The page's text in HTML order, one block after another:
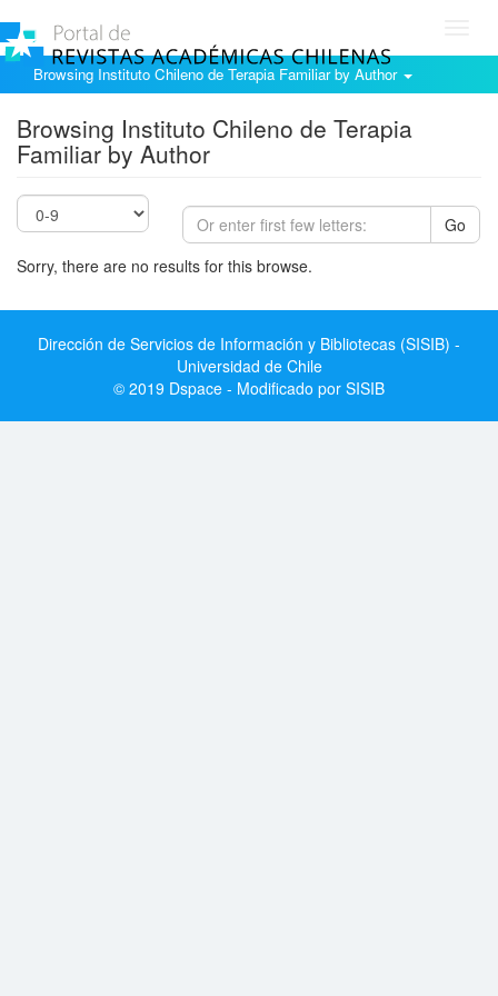
Browsing Instituto Chileno de Terapia Familiar by Author
Browsing Instituto Chileno de Terapia
Familiar by Author
Go
Sorry, there are no results for this browse.
Dirección de Servicios de Información y Bibliotecas (SISIB) -
Universidad de Chile
© 2019 Dspace - Modificado por SISIB